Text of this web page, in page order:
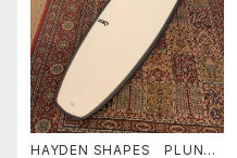
HAYDEN SHAPES PLUNDE